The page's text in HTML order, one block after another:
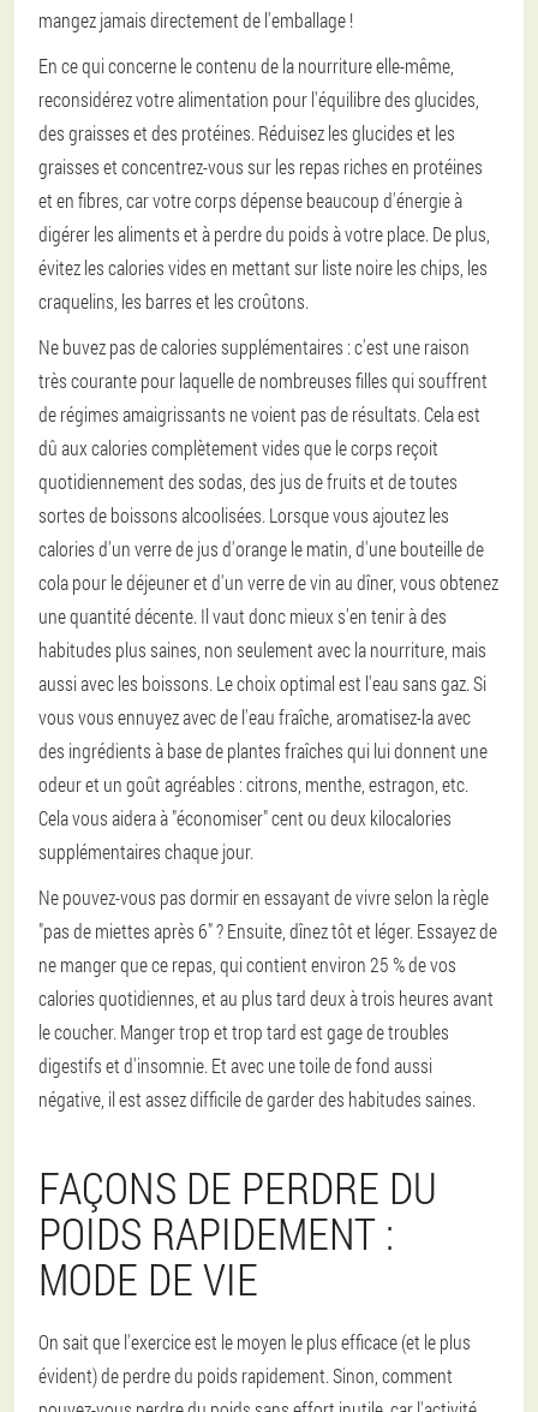
mangez jamais directement de l'emballage !
En ce qui concerne le contenu de la nourriture elle-même,
reconsidérez votre alimentation pour l'équilibre des glucides,
des graisses et des protéines. Réduisez les glucides et les
graisses et concentrez-vous sur les repas riches en protéines
et en fibres, car votre corps dépense beaucoup d'énergie à
digérer les aliments et à perdre du poids à votre place. De plus,
évitez les calories vides en mettant sur liste noire les chips, les
craquelins, les barres et les croûtons.
Ne buvez pas de calories supplémentaires : c'est une raison
très courante pour laquelle de nombreuses filles qui souffrent
de régimes amaigrissants ne voient pas de résultats. Cela est
dû aux calories complètement vides que le corps reçoit
quotidiennement des sodas, des jus de fruits et de toutes
sortes de boissons alcoolisées. Lorsque vous ajoutez les
calories d'un verre de jus d'orange le matin, d'une bouteille de
cola pour le déjeuner et d'un verre de vin au dîner, vous obtenez
une quantité décente. Il vaut donc mieux s'en tenir à des
habitudes plus saines, non seulement avec la nourriture, mais
aussi avec les boissons. Le choix optimal est l'eau sans gaz. Si
vous vous ennuyez avec de l'eau fraîche, aromatisez-la avec
des ingrédients à base de plantes fraîches qui lui donnent une
odeur et un goût agréables : citrons, menthe, estragon, etc.
Cela vous aidera à "économiser" cent ou deux kilocalories
supplémentaires chaque jour.
Ne pouvez-vous pas dormir en essayant de vivre selon la règle
"pas de miettes après 6" ? Ensuite, dînez tôt et léger. Essayez de
ne manger que ce repas, qui contient environ 25 % de vos
calories quotidiennes, et au plus tard deux à trois heures avant
le coucher. Manger trop et trop tard est gage de troubles
digestifs et d'insomnie. Et avec une toile de fond aussi
négative, il est assez difficile de garder des habitudes saines.
FAÇONS DE PERDRE DU
POIDS RAPIDEMENT :
MODE DE VIE
On sait que l'exercice est le moyen le plus efficace (et le plus
évident) de perdre du poids rapidement. Sinon, comment